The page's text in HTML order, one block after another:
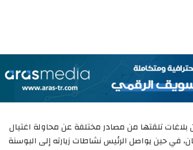
بلاغات تلقتها من مصادر مختلفة عن محاولة اغتيال
في حين يواصل الرئيس نشاطات زيارته إلى البوسنة